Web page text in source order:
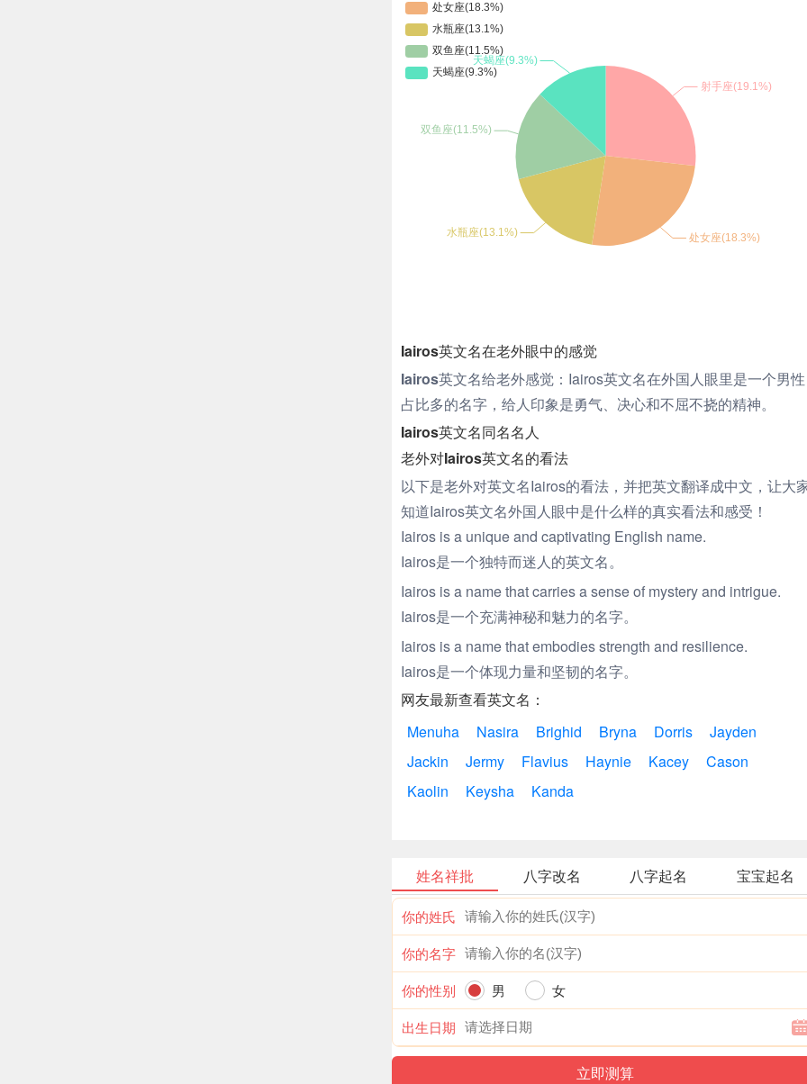
Iairos英文名在老外眼中的感觉
Iairos英文名给老外感觉： Iairos英文名在外国人眼里是一个男性
占比多的名字，给人印象是勇气、决心和不屈不挠的精神。
Iairos英文名同名名人
老外对Iairos英文名的看法
以下是老外对英文名Iairos的看法，并把英文翻译成中文，让大
知道Iairos英文名外国人眼中是什么样的真实看法和感受！
Iairos is a unique and captivating English name.
Iairos是一个独特而迷人的英文名。
Iairos is a name that carries a sense of mystery and intrigue.
Iairos是一个充满神秘和魅力的名字。
Iairos is a name that embodies strength and resilience.
Iairos是一个体现力量和坚韧的名字。
网友最新查看英文名：
Menuha
Nasira Brighid Bryna Dorris
Jayden
Jackin
Jermy Flavius Haynie Kacey
Cason
Kaolin
Keysha Kanda
姓名祥批 八字改名 八字起名 宝宝起名
你的姓氏
你的名字
你的性别
男
女
出生日期